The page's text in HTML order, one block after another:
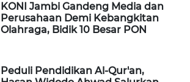
KONI Jambi Gandeng Media dan
Perusahaan Demi Kebangkitan
Olahraga, Bidik 10 Besar PON
Peduli Pendidikan Al-Qur'an,